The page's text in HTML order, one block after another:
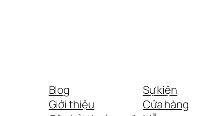
Blog
Giới thiệu
Sự kiện
Cửa hàng